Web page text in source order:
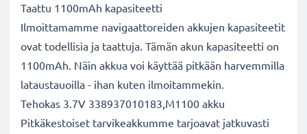
Taattu 1100mAh kapasiteetti
Ilmoittamamme navigaattoreiden akkujen kapasiteetit
ovat todellisia ja taattuja. Tämän akun kapasiteetti on
1100mAh. Näin akkua voi käyttää pitkään harvemmilla
lataustauoilla - ihan kuten ilmoitammekin.
Tehokas 3.7V 338937010183,M1100 akku
Pitkäkestoiset tarvikeakkumme tarjoavat jatkuvasti